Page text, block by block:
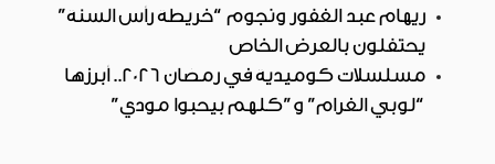
ريهام عبد الغفور ونجوم “خريطة رأس السنة”
يحتفلون بالعرض الخاص
مسلسلات كوميدية في رمضان 2026.. أبرزها
“لوبي الغرام” و”كلهم بيحبوا مودي”